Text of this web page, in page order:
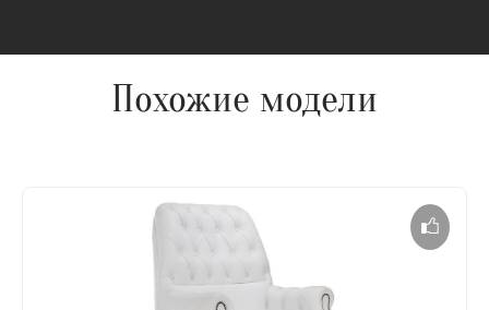
Похожие модели